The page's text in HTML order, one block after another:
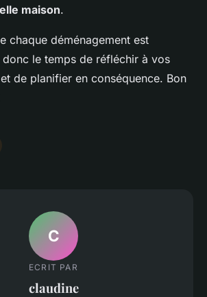
maison.
chaque déménagement est
le temps de réfléchir à vos
de planifier en conséquence. Bon
C
ECRIT PAR
claudine